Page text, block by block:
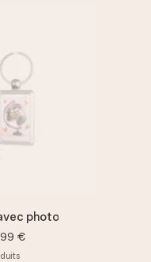
photo
€